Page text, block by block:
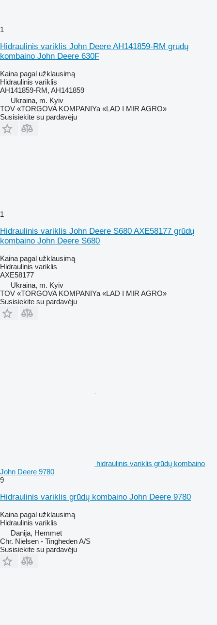
1
Hidraulinis variklis John Deere AH141859-RM grūdų
kombaino John Deere 630F
Kaina pagal užklausimą
Hidraulinis variklis
AH141859-RM, AH141859
Ukraina, m. Kyiv
TOV «TORGOVA KOMPANIYa «LAD I MIR AGRO»
Susisiekite su pardavėju
1
Hidraulinis variklis John Deere S680 AXE58177 grūdų
kombaino John Deere S680
Kaina pagal užklausimą
Hidraulinis variklis
AXE58177
Ukraina, m. Kyiv
TOV «TORGOVA KOMPANIYa «LAD I MIR AGRO»
Susisiekite su pardavėju
hidraulinis variklis grūdų kombaino
John Deere 9780
9
Hidraulinis variklis grūdų kombaino John Deere 9780
Kaina pagal užklausimą
Hidraulinis variklis
Danija, Hemmet
Chr. Nielsen - Tingheden A/S
Susisiekite su pardavėju